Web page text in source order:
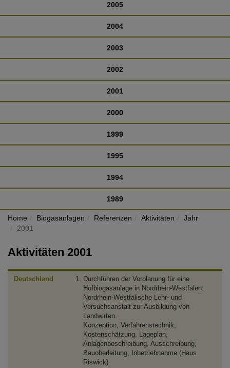
2005
2004
2003
2002
2001
2000
1999
1995
1994
1989
Home Biogasanlagen Referenzen Aktivitäten
Jahr
2001
Aktivitäten 2001
Deutschland
Durchführen der Vorplanung für eine
Hofbiogasanlage in Nordrhein-Westfalen:
Nordrhein-Westfälische Lehr- und
Versuchsanstalt zur Ausbildung von
Landwirten.
Konzeption, Verfahrenstechnik,
Kostenschätzung, Lageplan,
Anlagenbeschreibung, Ausschreibung,
Bauoberleitung, Inbetriebnahme (Haus
Riswick)